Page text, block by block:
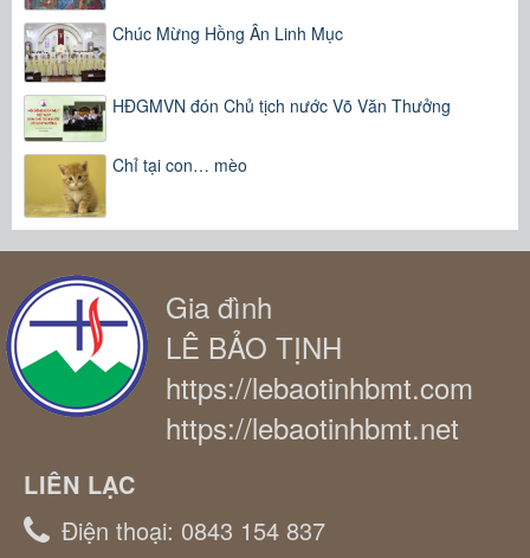
Chúc Mừng Hồng Ân Linh Mục
HĐGMVN đón Chủ tịch nước Võ Văn Thưởng
Chỉ tại con… mèo
Gia đình
LÊ BẢO TỊNH
https://lebaotinhbmt.com
https://lebaotinhbmt.net
LIÊN LẠC
Điện thoại: 0843 154 837